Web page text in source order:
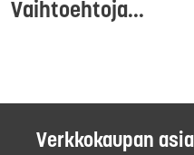
Vaihtoehtoja...
Verkkokaupan